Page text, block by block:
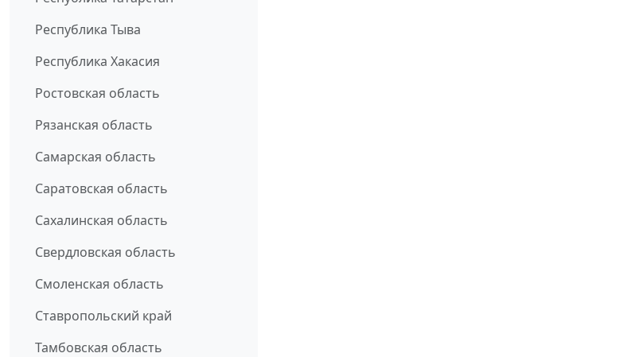
Республика Тыва
Республика Хакасия
Ростовская область
Рязанская область
Самарская область
Саратовская область
Сахалинская область
Свердловская область
Смоленская область
Ставропольский край
Тамбовская область